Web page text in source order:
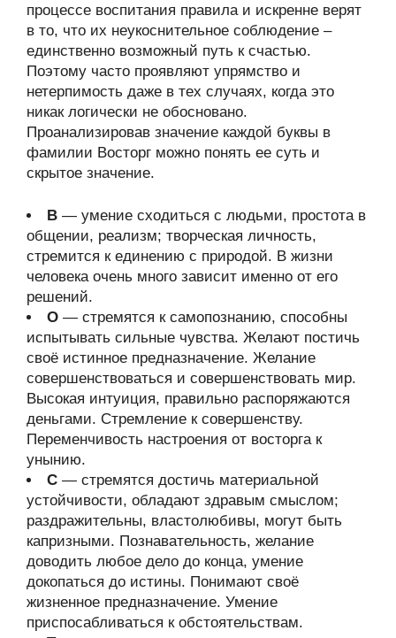
процессе воспитания правила и искренне верят
в то, что их неукоснительное соблюдение –
единственно возможный путь к счастью.
Поэтому часто проявляют упрямство и
нетерпимость даже в тех случаях, когда это
никак логически не обосновано.
Проанализировав значение каждой буквы в
фамилии Восторг можно понять ее суть и
скрытое значение.
В — умение сходиться с людьми, простота в
общении, реализм; творческая личность,
стремится к единению с природой. В жизни
человека очень много зависит именно от его
решений.
О — стремятся к самопознанию, способны
испытывать сильные чувства. Желают постичь
своё истинное предназначение. Желание
совершенствоваться и совершенствовать мир.
Высокая интуиция, правильно распоряжаются
деньгами. Стремление к совершенству.
Переменчивость настроения от восторга к
унынию.
С — стремятся достичь материальной
устойчивости, обладают здравым смыслом;
раздражительны, властолюбивы, могут быть
капризными. Познавательность, желание
доводить любое дело до конца, умение
докопаться до истины. Понимают своё
жизненное предназначение. Умение
приспосабливаться к обстоятельствам.